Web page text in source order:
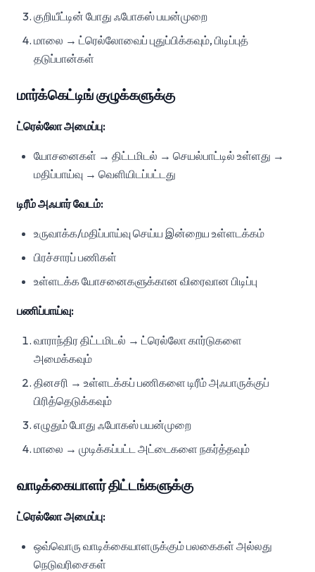
குறியீட்டின் போது ஃபோகஸ் பயன்முறை
மாலை → ட்ரெல்லோவைப் புதுப்பிக்கவும், பிடிப்புத்
தடுப்பான்கள்
மார்க்கெட்டிங் குழுக்களுக்கு
ட்ரெல்லோ அமைப்பு:
யோசனைகள் → திட்டமிடல் → செயல்பாட்டில் உள்ளது →
மதிப்பாய்வு → வெளியிடப்பட்டது
டிரீம் அஃபார் வேடம்:
உருவாக்க/மதிப்பாய்வு செய்ய இன்றைய உள்ளடக்கம்
பிரச்சாரப் பணிகள்
உள்ளடக்க யோசனைகளுக்கான விரைவான பிடிப்பு
பணிப்பாய்வு:
வாராந்திர திட்டமிடல் → ட்ரெல்லோ கார்டுகளை
அமைக்கவும்
தினசரி → உள்ளடக்கப் பணிகளை டிரீம் அஃபாருக்குப்
பிரித்தெடுக்கவும்
எழுதும் போது ஃபோகஸ் பயன்முறை
மாலை → முடிக்கப்பட்ட அட்டைகளை நகர்த்தவும்
வாடிக்கையாளர் திட்டங்களுக்கு
ட்ரெல்லோ அமைப்பு:
ஒவ்வொரு வாடிக்கையாளருக்கும் பலகைகள் அல்லது
நெடுவரிசைகள்